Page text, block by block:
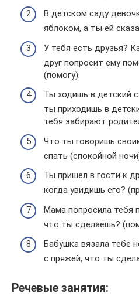
В детском саду
яблоком, а ты ей
У тебя есть друзья?
друг попросит ему
(помогу).
Ты ходишь в детский
ты приходишь в
тебя забирают
Что ты говоришь
спать (спокойной
Ты пришел в гости к
когда увидишь его?
Мама попросила тебя
что ты сделаешь?
Бабушка вязала тебе
с пряжей, что ты
Речевые занятия: